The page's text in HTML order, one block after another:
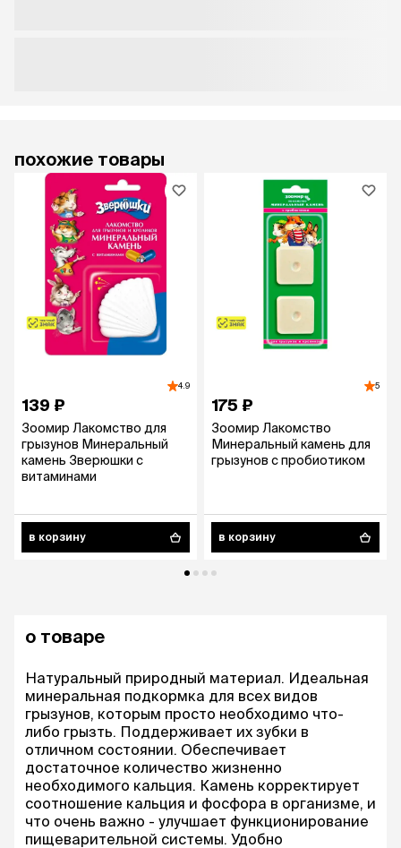
похожие товары
4.9
139 ₽
Зоомир Лакомство для
грызунов Минеральный
камень Зверюшки с
витаминами
в корзину
5
175 ₽
Зоомир Лакомство
Минеральный камень для
грызунов с пробиотиком
в корзину
о товаре
Натуральный природный материал. Идеальная
минеральная подкормка для всех видов
грызунов, которым просто необходимо что-
либо грызть. Поддерживает их зубки в
отличном состоянии. Обеспечивает
достаточное количество жизненно
необходимого кальция. Камень корректирует
соотношение кальция и фосфора в организме, и
что очень важно - улучшает функционирование
пищеварительной системы. Удобно